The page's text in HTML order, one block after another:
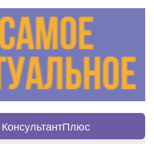
КонсультантПлюс